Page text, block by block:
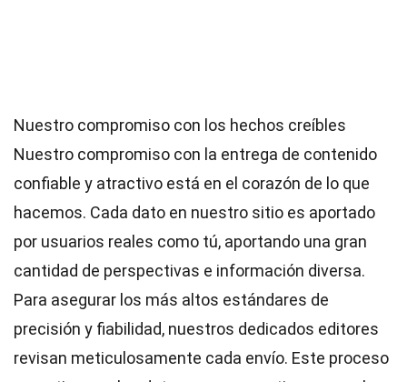
Nuestro compromiso con los hechos creíbles
Nuestro compromiso con la entrega de contenido
confiable y atractivo está en el corazón de lo que
hacemos. Cada dato en nuestro sitio es aportado
por usuarios reales como tú, aportando una gran
cantidad de perspectivas e información diversa.
Para asegurar los más altos estándares de
precisión y fiabilidad, nuestros dedicados editores
revisan meticulosamente cada envío. Este proceso